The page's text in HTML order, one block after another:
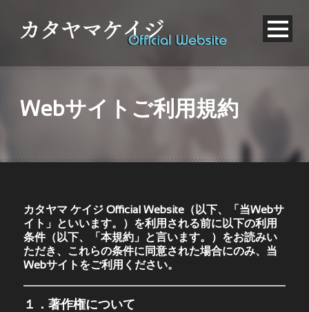
Webサイトご利用規約
カタヤマ ケイジ Official Website（以下、「当Webサ
イト」といいます。）を利用される前に以下の利用
条件（以下、「本規約」と言います。）をお読みい
ただき、これらの条件に同意された場合にのみ、当
Webサイトをご利用ください。
１．著作権について